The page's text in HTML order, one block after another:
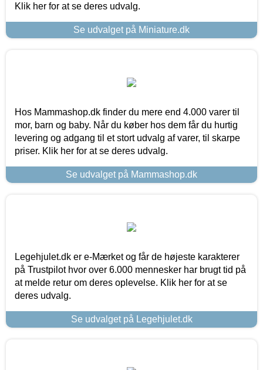
Klik her for at se deres udvalg.
Se udvalget på Miniature.dk
Hos Mammashop.dk finder du mere end 4.000 varer til
mor, barn og baby. Når du køber hos dem får du hurtig
levering og adgang til et stort udvalg af varer, til skarpe
priser. Klik her for at se deres udvalg.
Se udvalget på Mammashop.dk
Legehjulet.dk er e-Mærket og får de højeste karakterer
på Trustpilot hvor over 6.000 mennesker har brugt tid på
at melde retur om deres oplevelse. Klik her for at se
deres udvalg.
Se udvalget på Legehjulet.dk